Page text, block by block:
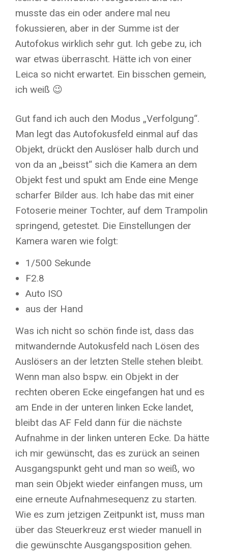
musste das ein oder andere mal neu
fokussieren, aber in der Summe ist der
Autofokus wirklich sehr gut. Ich gebe zu, ich
war etwas überrascht. Hätte ich von einer
Leica so nicht erwartet. Ein bisschen gemein,
ich weiß 😉
Gut fand ich auch den Modus „Verfolgung“.
Man legt das Autofokusfeld einmal auf das
Objekt, drückt den Auslöser halb durch und
von da an „beisst“ sich die Kamera an dem
Objekt fest und spukt am Ende eine Menge
scharfer Bilder aus. Ich habe das mit einer
Fotoserie meiner Tochter, auf dem Trampolin
springend, getestet. Die Einstellungen der
Kamera waren wie folgt:
1/500 Sekunde
F2.8
Auto ISO
aus der Hand
Was ich nicht so schön finde ist, dass das
mitwandernde Autokusfeld nach Lösen des
Auslösers an der letzten Stelle stehen bleibt.
Wenn man also bspw. ein Objekt in der
rechten oberen Ecke eingefangen hat und es
am Ende in der unteren linken Ecke landet,
bleibt das AF Feld dann für die nächste
Aufnahme in der linken unteren Ecke. Da hätte
ich mir gewünscht, das es zurück an seinen
Ausgangspunkt geht und man so weiß, wo
man sein Objekt wieder einfangen muss, um
eine erneute Aufnahmesequenz zu starten.
Wie es zum jetzigen Zeitpunkt ist, muss man
über das Steuerkreuz erst wieder manuell in
die gewünschte Ausgangsposition gehen.